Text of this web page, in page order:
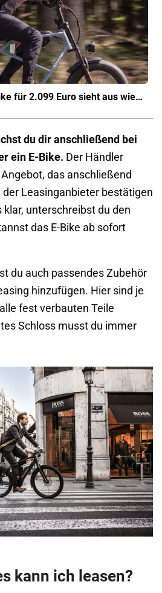
für 2.099 Euro sieht aus wie…
du dir anschließend bei
ein E-Bike. Der Händler
das anschließend
Leasinganbieter bestätigen
unterschreibst du den
das E-Bike ab sofort
du auch passendes Zubehör
hinzufügen. Hier sind je
fest verbauten Teile
Schloss musst du immer
kann ich leasen?